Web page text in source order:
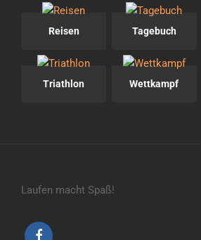
Reisen Tagebuch
Triathlon Wettkampf
Laufen macht Spaß!